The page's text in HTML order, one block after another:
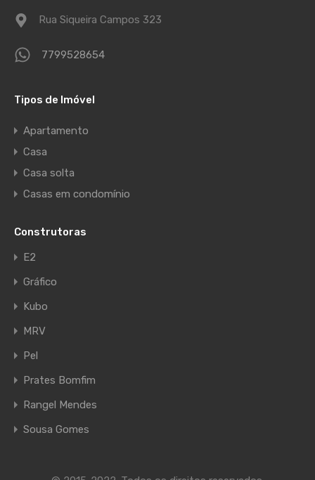
Rua Siqueira Campos 323
7799528654
Tipos de Imóvel
Apartamento
Casa
Casa solta
Casas em condomínio
Construtoras
E2
Gráfico
Kubo
MRV
Pel
Prates Bomfim
Rangel Mendes
Sousa Gomes